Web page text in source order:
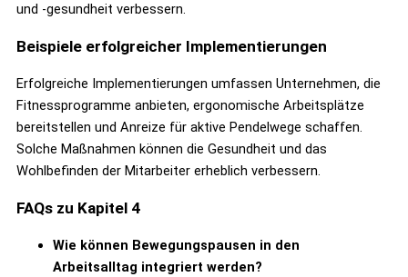
und -gesundheit verbessern.
Beispiele erfolgreicher Implementierungen
Erfolgreiche Implementierungen umfassen Unternehmen, die
Fitnessprogramme anbieten, ergonomische Arbeitsplätze
bereitstellen und Anreize für aktive Pendelwege schaffen.
Solche Maßnahmen können die Gesundheit und das
Wohlbefinden der Mitarbeiter erheblich verbessern.
FAQs zu Kapitel 4
Wie können Bewegungspausen in den
Arbeitsalltag integriert werden?